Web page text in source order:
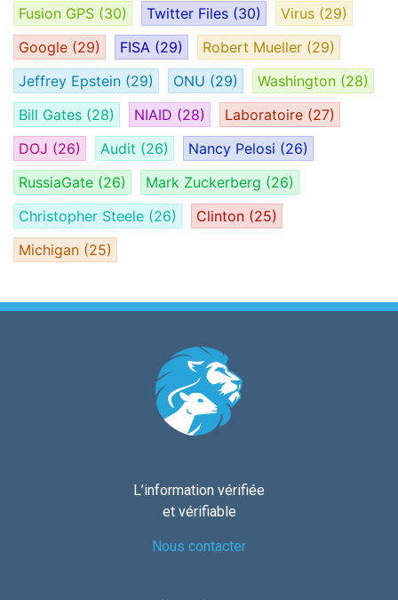
Fusion GPS (30) Twitter Files (30) Virus (29)
Google (29) FISA (29) Robert Mueller (29)
Jeffrey Epstein (29) ONU (29) Washington (28)
Bill Gates (28) NIAID (28) Laboratoire (27)
DOJ (26) Audit (26) Nancy Pelosi (26)
RussiaGate (26) Mark Zuckerberg (26)
Christopher Steele (26) Clinton (25)
Michigan (25)
L’information vérifiée
et vérifiable
Nous contacter